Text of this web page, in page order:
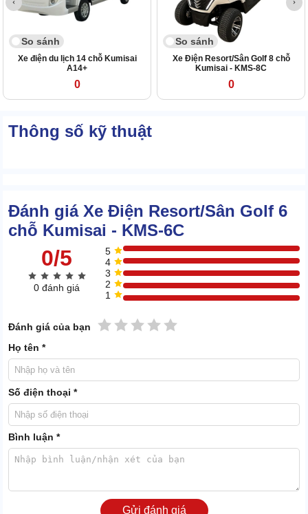
So sánh
Xe điện du lịch 14 chỗ Kumisai
A14+
0
So sánh
Xe Điện Resort/Sân Golf 8 chỗ
Kumisai - KMS-8C
0
Thông số kỹ thuật
Đánh giá Xe Điện Resort/Sân Golf 6
chỗ Kumisai - KMS-6C
0/5
0 đánh giá
5
4
3
2
1
Đánh giá của bạn 5 sao
4 sao
3 sao
2 sao
1 sao
Họ tên *
Số điện thoại *
Bình luận *
Gửi đánh giá